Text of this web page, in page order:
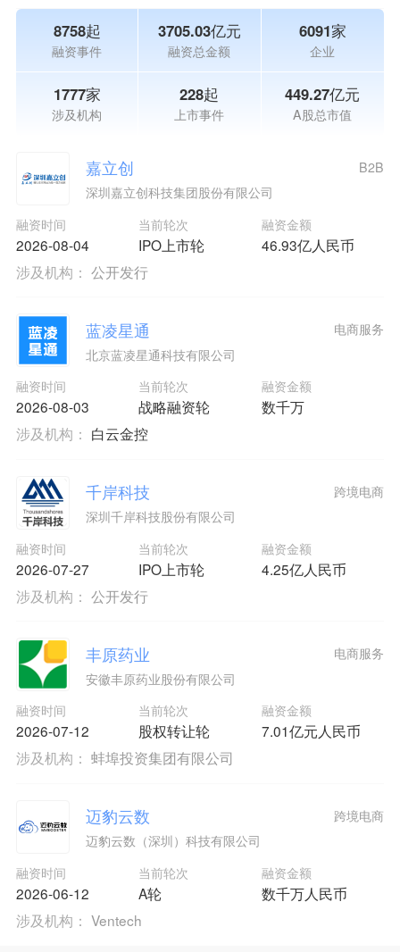
8758起
融资事件
3705.03亿元
融资总金额
6091家
企业
1777家
涉及机构
228起
上市事件
449.27亿元
A股总市值
嘉立创
深圳嘉立创科技集团股份有限公司
融资时间
2026-08-04
当前轮次
IPO上市轮
融资金额
46.93亿人民币
B2B
涉及机构： 公开发行
蓝凌星通
北京蓝凌星通科技有限公司
融资时间
2026-08-03
当前轮次
战略融资轮
融资金额
数千万
电商服务
涉及机构： 白云金控
千岸科技
深圳千岸科技股份有限公司
融资时间
2026-07-27
当前轮次
IPO上市轮
融资金额
4.25亿人民币
跨境电商
涉及机构： 公开发行
丰原药业
安徽丰原药业股份有限公司
融资时间
2026-07-12
当前轮次
股权转让轮
融资金额
7.01亿元人民币
电商服务
涉及机构： 蚌埠投资集团有限公司
迈豹云数
迈豹云数（深圳）科技有限公司
融资时间
2026-06-12
当前轮次
A轮
融资金额
数千万人民币
跨境电商
涉及机构： Ventech